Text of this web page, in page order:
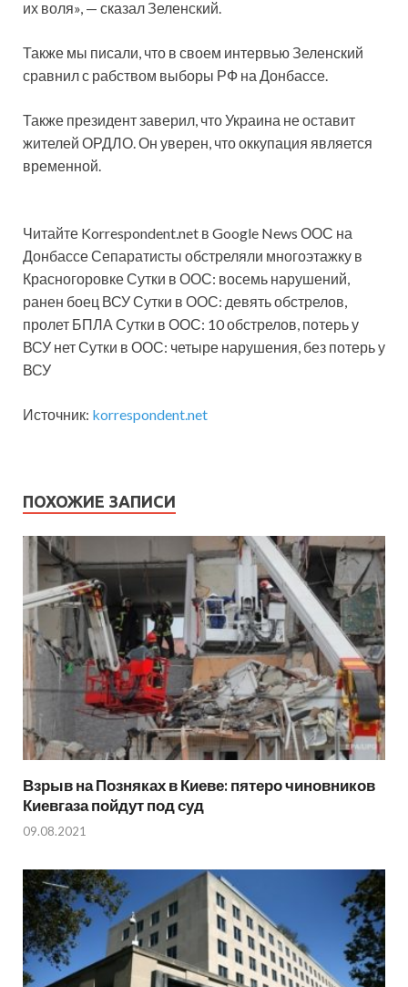
их воля», — сказал Зеленский.
Также мы писали, что в своем интервью Зеленский
сравнил с рабством выборы РФ на Донбассе.
Также президент заверил, что Украина не оставит
жителей ОРДЛО. Он уверен, что оккупация является
временной.
Читайте Korrespondent.net в Google News ООС на
ДонбассеСепаратисты обстреляли многоэтажку в
Красногоровке Сутки в ООС: восемь нарушений,
ранен боец ВСУ Сутки в ООС: девять обстрелов,
пролет БПЛА Сутки в ООС: 10 обстрелов, потерь у
ВСУ нет Сутки в ООС: четыре нарушения, без потерь у
ВСУ
Источник: korrespondent.net
ПОХОЖИЕ ЗАПИСИ
Взрыв на Позняках в Киеве: пятеро чиновников
Киевгаза пойдут под суд
09.08.2021